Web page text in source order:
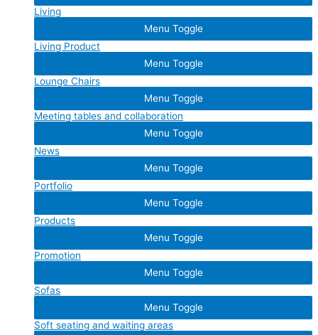
Living
Menu Toggle
Living Product
Menu Toggle
Lounge Chairs
Menu Toggle
Meeting tables and collaboration
Menu Toggle
News
Menu Toggle
Portfolio
Menu Toggle
Products
Menu Toggle
Promotion
Menu Toggle
Sofas
Menu Toggle
Soft seating and waiting areas